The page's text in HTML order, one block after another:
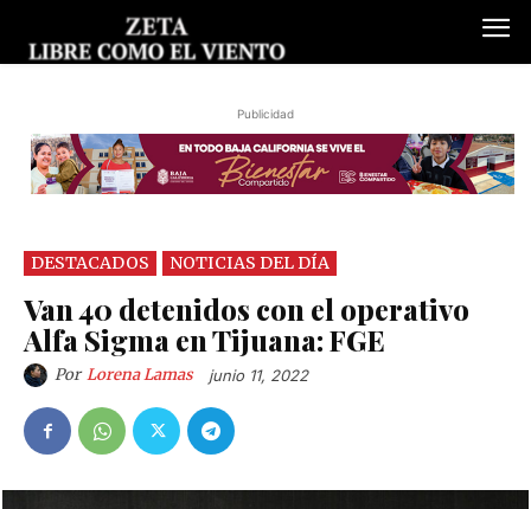
Publicidad
DESTACADOS NOTICIAS DEL DÍA
Van 40 detenidos con el operativo
Alfa Sigma en Tijuana: FGE
Por Lorena Lamas junio 11, 2022